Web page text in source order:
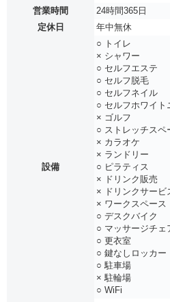
営業時間
24時間365日
定休日
年中無休
設備
○ トイレ
× シャワー
○ セルフエステ
○ セルフ脱毛
○ セルフネイル
○ セルフホワイト
× ゴルフ
○ ストレッチスペ
× カラオケ
× ランドリー
○ ピラティス
× ドリンク販売
× ドリンクサービ
× ワークスペース
○ デスクバイク
○ マッサージチェ
○ 更衣室
○ 鍵なしロッカー
○ 駐車場
× 駐輪場
○ WiFi